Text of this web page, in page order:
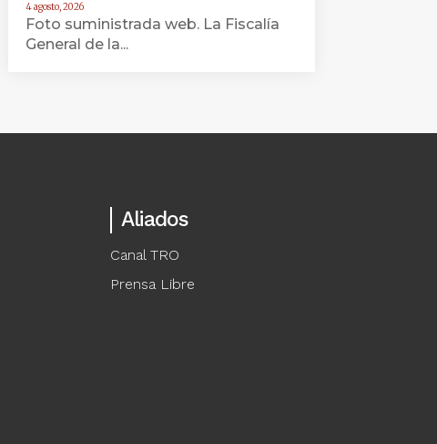
4 agosto, 2026
Foto suministrada web. La Fiscalía
General de la...
Aliados
Canal TRO
Prensa Libre